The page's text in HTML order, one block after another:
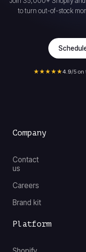
to turn out-of-stock
★★★★★4.9/5 on
Company
Contact
us
Careers
Brand kit
Platform